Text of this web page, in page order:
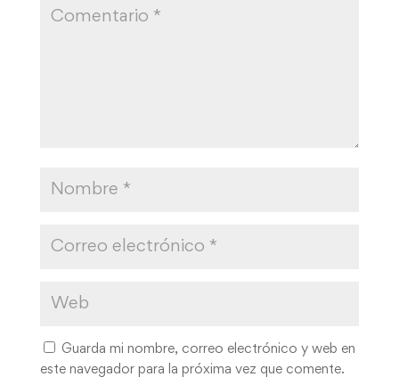
Guarda mi nombre, correo electrónico y web en
este navegador para la próxima vez que comente.